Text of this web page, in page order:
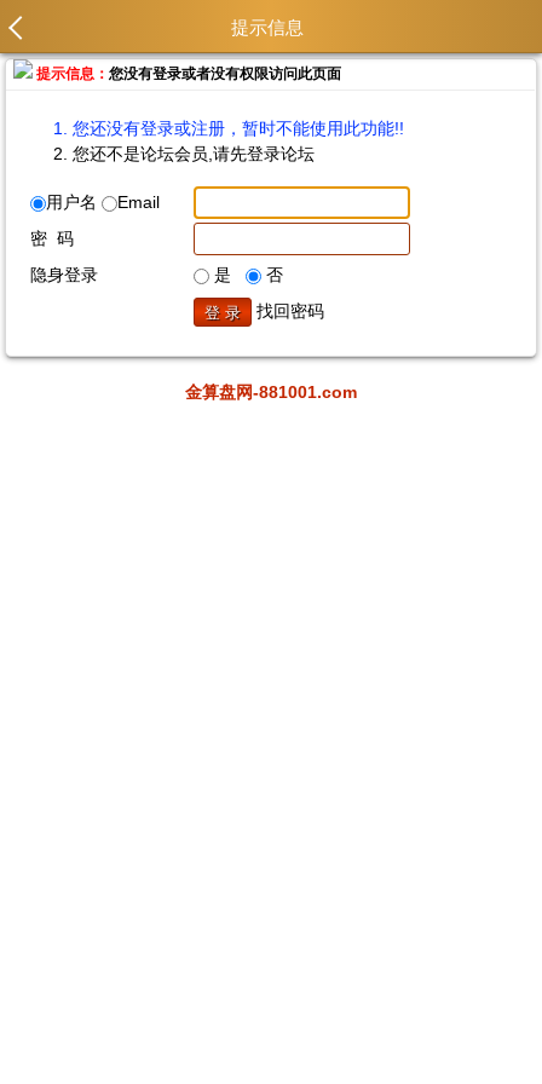
提示信息
提示信息：您没有登录或者没有权限访问此页面
您还没有登录或注册，暂时不能使用此功能!!
您还不是论坛会员,请先登录论坛
用户名
Email
密 码
隐身登录
是
否
找回密码
金算盘网-881001.com